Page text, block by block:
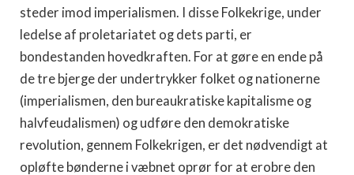
steder imod imperialismen. I disse Folkekrige, under
ledelse af proletariatet og dets parti, er
bondestanden hovedkraften. For at gøre en ende på
de tre bjerge der undertrykker folket og nationerne
(imperialismen, den bureaukratiske kapitalisme og
halvfeudalismen) og udføre den demokratiske
revolution, gennem Folkekrigen, er det nødvendigt at
opløfte bønderne i væbnet oprør for at erobre den